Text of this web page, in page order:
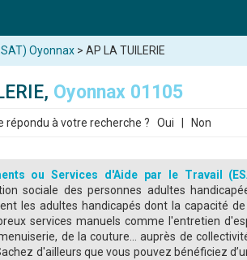
Oyonnax > AP LA TUILERIE
Oyonnax 01105
répondu à votre recherche ? Oui Non
ou Services d'Aide par le Travail
sociale des personnes adultes
les adultes handicapés dont la capacité
services manuels comme l'entretien
de la couture... auprès de
d'ailleurs que vous pouvez bénéficiez